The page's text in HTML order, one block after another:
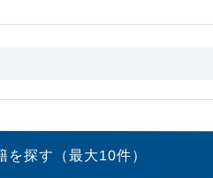
を探す （最大10件）